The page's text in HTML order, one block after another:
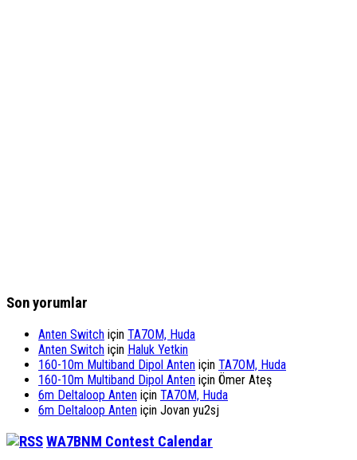
Son yorumlar
Anten Switch için TA7OM, Huda
Anten Switch için Haluk Yetkin
160-10m Multiband Dipol Anten için TA7OM, Huda
160-10m Multiband Dipol Anten için Ömer Ateş
6m Deltaloop Anten için TA7OM, Huda
6m Deltaloop Anten için Jovan yu2sj
WA7BNM Contest Calendar